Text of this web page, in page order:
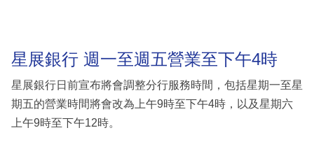
星展銀行 週一至週五營業至下午4時
星展銀行日前宣布將會調整分行服務時間，包括星期一至星
期五的營業時間將會改為上午9時至下午4時，以及星期六
上午9時至下午12時。